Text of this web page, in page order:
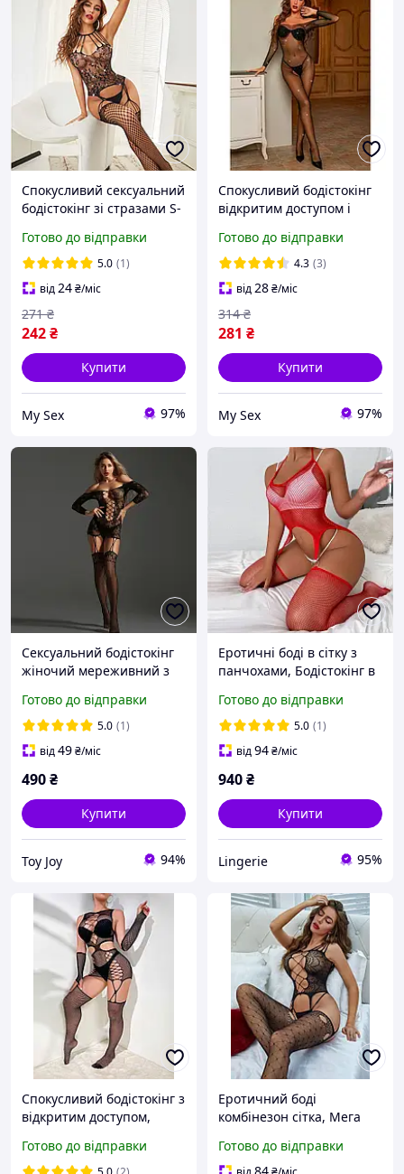
Спокусливий сексуальний
бодістокінг зі стразами S-
Готово до відправки
5.0 (1)
від24₴/міс
242₴
271 ₴
Купити
My Sex 97%
Спокусливий бодістокінг
відкритим доступом і
S/M/L - Еротична білизна
Готово до відправки
4.3 (3)
від28₴/міс
281 ₴
314 ₴
Купити
My Sex 97%
Сексуальний бодістокінг
жіночий мереживний з
універсальний розмір
зріст:145 185 см One Size,
чорний, 8082
Готово до відправки
5.0 (1)
від49₴/міс
490₴
Купити
Toy Joy 94%
Еротичні боді в сітку з
панчохами, Бодістокінг в
відкритою попкою,
Бодістокінг
Готово до відправки
5.0 (1)
від94₴/міс
940₴
Купити
Lingerie 95%
Спокусливий бодістокінг з
відкритим доступом,
бодістокінг
Готово до відправки
Еротичний боді
комбінезон сітка, Мега
сітка, Боді сітка з
Готово до відправки